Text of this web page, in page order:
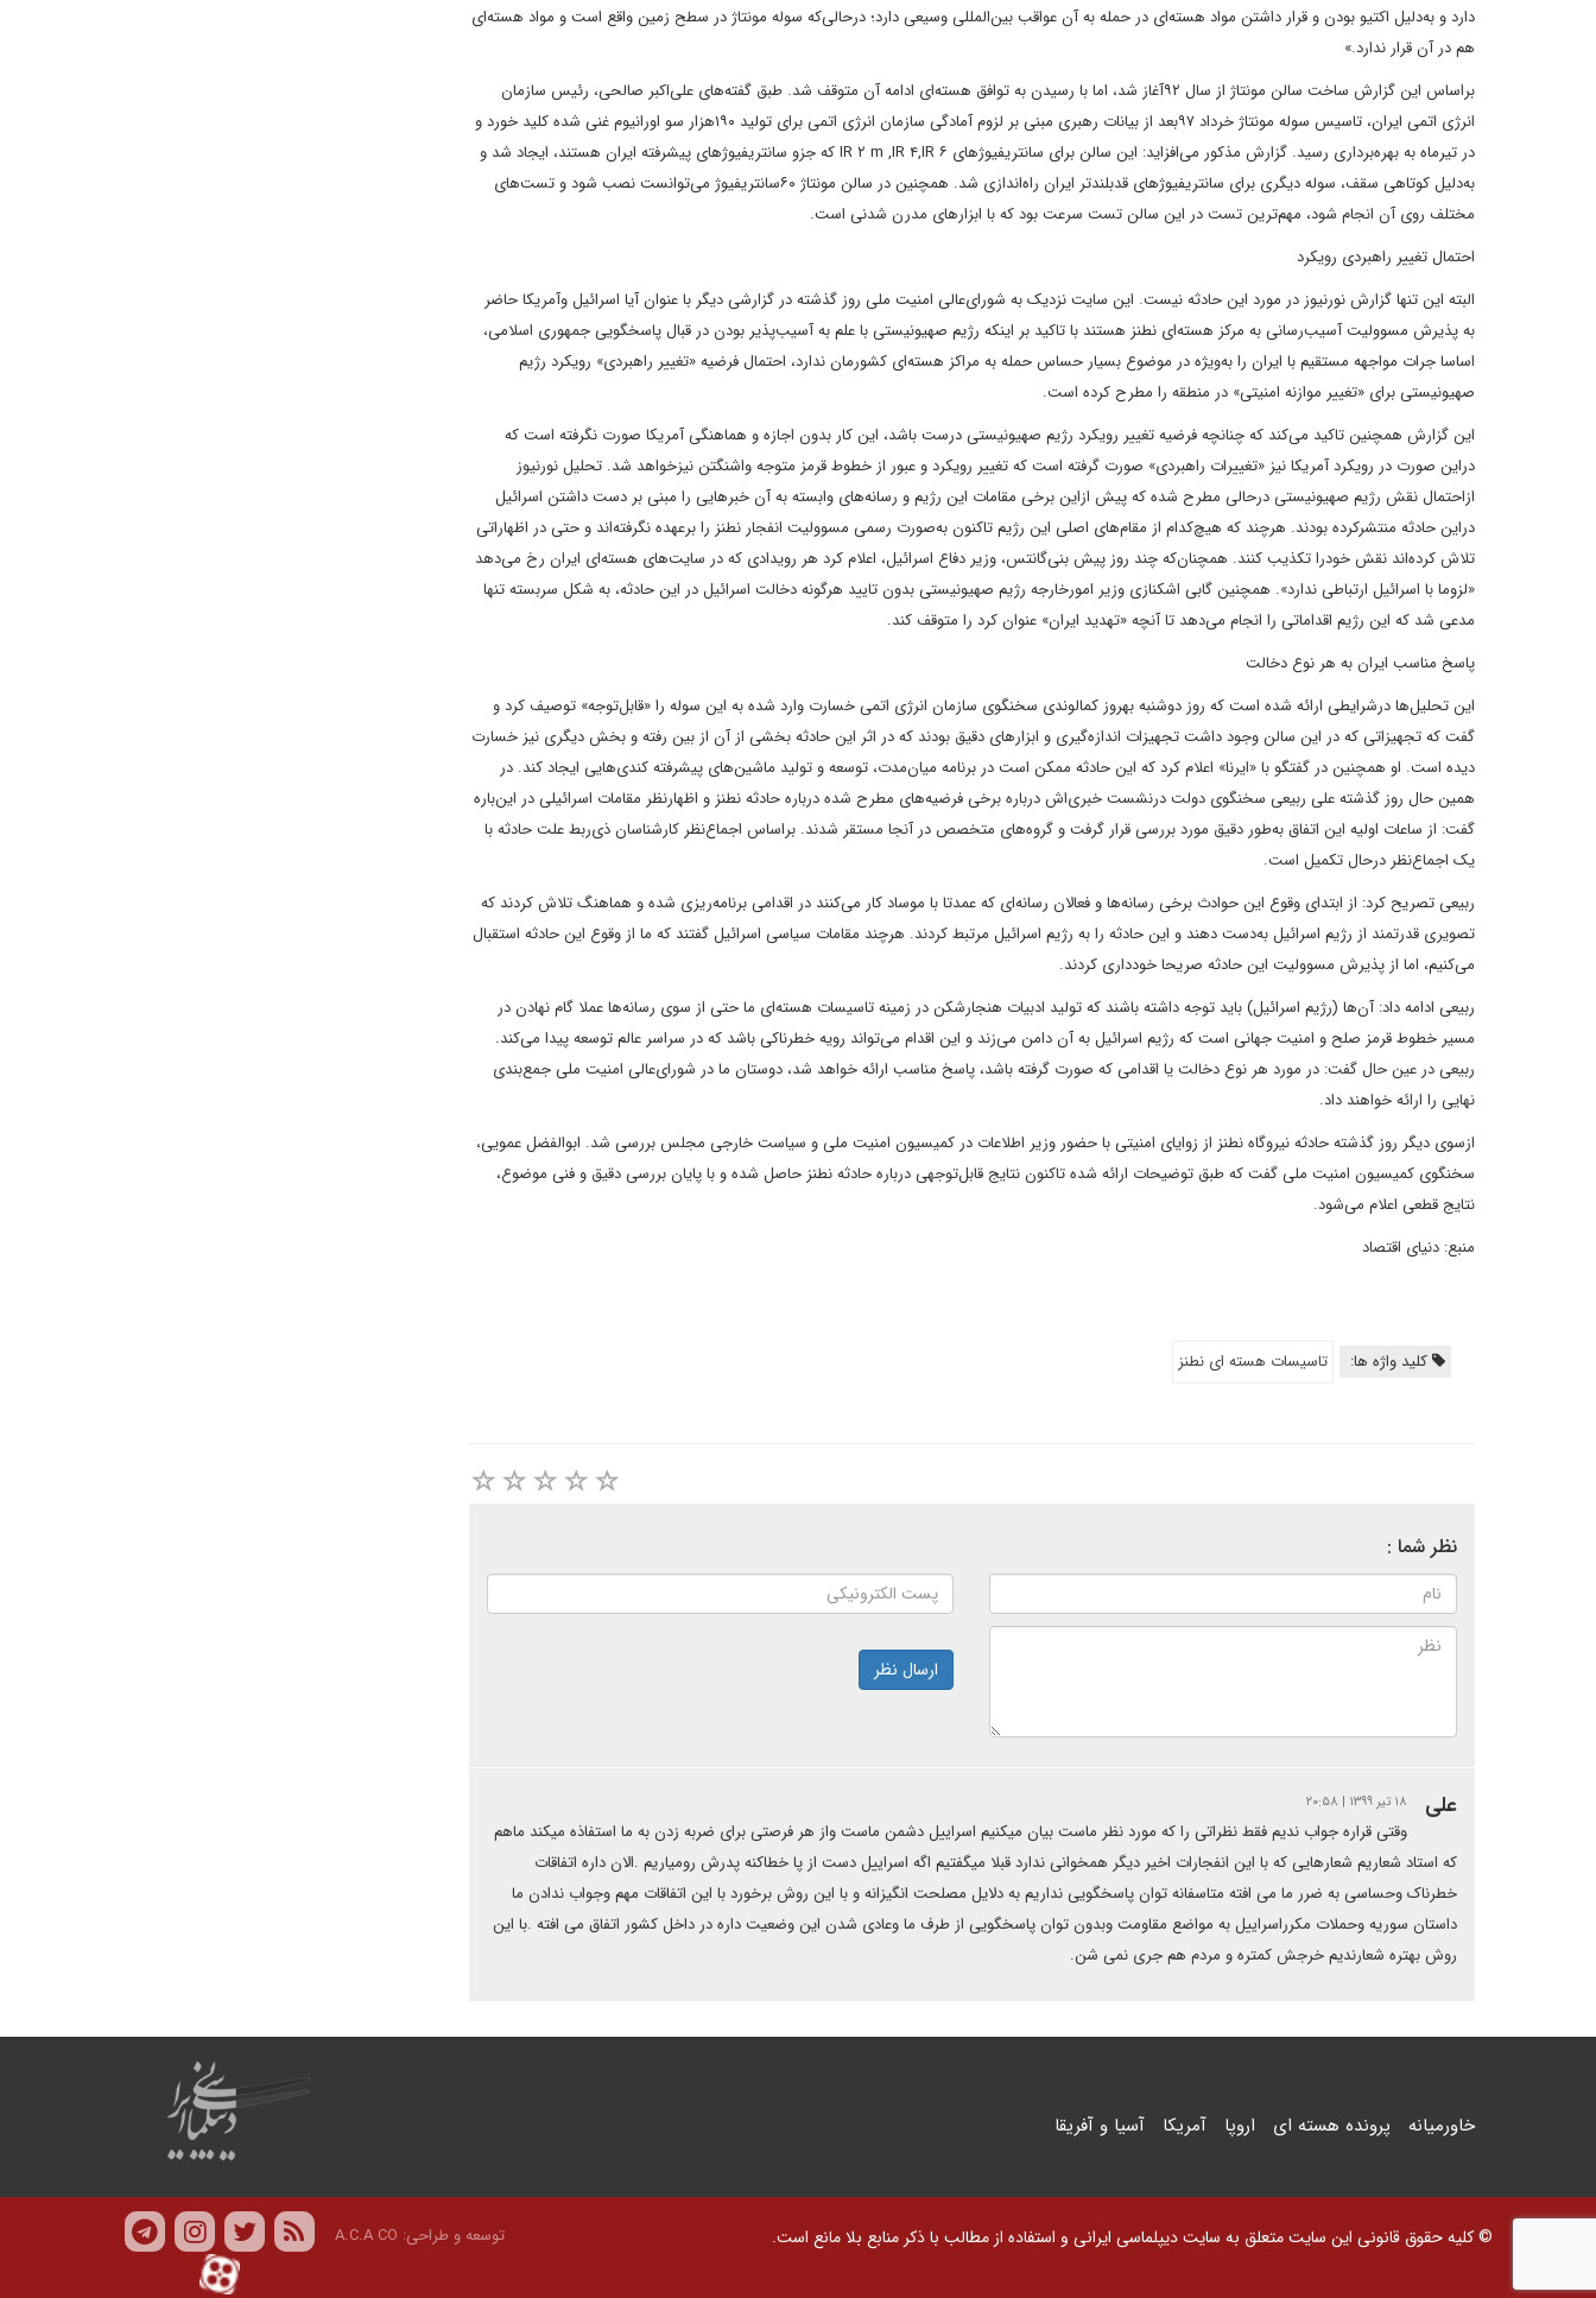
دارد و به‌دلیل اکتیو بودن و قرار داشتن مواد هسته‌ای در حمله به آن عواقب بین‌المللی وسیعی دارد؛ درحالی‌که سوله مونتاژ در سطح زمین واقع است و مواد هسته‌ای
هم در آن قرار ندارد.»
براساس این گزارش ساخت سالن مونتاژ از سال ۹۲آغاز شد، اما با رسیدن به توافق هسته‌ای ادامه آن متوقف شد. طبق گفته‌های علی‌اکبر صالحی، رئیس سازمان
انرژی اتمی ایران، تاسیس سوله مونتاژ خرداد ۹۷بعد از بیانات رهبری مبنی بر لزوم آمادگی سازمان انرژی اتمی برای تولید ۱۹۰هزار سو اورانیوم غنی شده کلید خورد و
در تیرماه به بهره‌برداری رسید. گزارش مذکور می‌افزاید: این سالن برای سانتریفیوژ‌های IR ۲ m ,IR ۴,IR ۶ که جزو سانتریفیوژ‌های پیشرفته ایران هستند، ایجاد شد و
به‌دلیل کوتاهی سقف، سوله دیگری برای سانتریفیوژ‌های قدبلندتر ایران راه‌اندازی شد. همچنین در سالن مونتاژ ۶۰سانتریفیوژ می‌توانست نصب شود و تست‌های
مختلف روی آن انجام شود، مهم‌ترین تست در این سالن تست سرعت بود که با ابزار‌های مدرن شدنی است.
احتمال تغییر راهبردی رویکرد
البته این تنها گزارش نورنیوز در مورد این حادثه نیست. این سایت نزدیک به شورای‌عالی امنیت ملی روز گذشته در گزارشی دیگر با عنوان آیا اسرائیل وآمریکا حاضر
به پذیرش مسوولیت آسیب‌رسانی به مرکز هسته‌ای نطنز هستند با تاکید بر اینکه رژیم صهیونیستی با علم به آسیب‌پذیر بودن در قبال پاسخگویی جمهوری اسلامی،
اساسا جرات مواجهه مستقیم با ایران را به‌ویژه در موضوع بسیار حساس حمله به مراکز هسته‌ای کشورمان ندارد، احتمال فرضیه «تغییر راهبردی» رویکرد رژیم
صهیونیستی برای «تغییر موازنه امنیتی» در منطقه را مطرح کرده است.
این گزارش همچنین تاکید می‌کند که چنانچه فرضیه تغییر رویکرد رژیم صهیونیستی درست باشد، این کار بدون اجازه و هماهنگی آمریکا صورت نگرفته است که
دراین صورت در رویکرد آمریکا نیز «تغییرات راهبردی» صورت گرفته است که تغییر رویکرد و عبور از خطوط قرمز متوجه واشنگتن نیزخواهد شد. تحلیل نورنیوز
ازاحتمال نقش رژیم صهیونیستی درحالی مطرح شده که پیش ازاین برخی مقامات این رژیم و رسانه‌های وابسته به آن خبر‌هایی را مبنی بر دست داشتن اسرائیل
دراین حادثه منتشرکرده بودند. هرچند که هیچ‌کدام از مقام‌های اصلی این رژیم تاکنون به‌صورت رسمی مسوولیت انفجار نطنز را برعهده نگرفته‌اند و حتی در اظهاراتی
تلاش کرده‌اند نقش خودرا تکذیب کنند. همچنان‌که چند روز پیش بنی‌گانتس، وزیر دفاع اسرائیل، اعلام کرد هر رویدادی که در سایت‌های هسته‌ای ایران رخ می‌دهد
«لزوما با اسرائیل ارتباطی ندارد». همچنین گابی اشکنازی وزیر امورخارجه رژیم صهیونیستی بدون تایید هرگونه دخالت اسرائیل در این حادثه، به شکل سربسته تنها
مدعی شد که این رژیم اقداماتی را انجام می‌دهد تا آنچه «تهدید ایران» عنوان کرد را متوقف کند.
پاسخ مناسب ایران به هر نوع دخالت
این تحلیل‌ها درشرایطی ارائه شده است که روز دوشنبه بهروز کمالوندی سخنگوی سازمان انرژی اتمی خسارت وارد شده به این سوله را «قابل‌توجه» توصیف کرد و
گفت که تجهیزاتی که در این سالن وجود داشت تجهیزات اندازه‌گیری و ابزار‌های دقیق بودند که در اثر این حادثه بخشی از آن از بین رفته و بخش دیگری نیز خسارت
دیده است. او همچنین در گفتگو با «ایرنا» اعلام کرد که این حادثه ممکن است در برنامه میان‌مدت، توسعه و تولید ماشین‌های پیشرفته کندی‌هایی ایجاد کند. در
همین حال روز گذشته علی ربیعی سخنگوی دولت درنشست خبری‌اش درباره برخی فرضیه‌های مطرح شده درباره حادثه نطنز و اظهارنظر مقامات اسرائیلی در این‌باره
گفت: از ساعات اولیه این اتفاق به‌طور دقیق مورد بررسی قرار گرفت و گروه‌های متخصص در آنجا مستقر شدند. براساس اجماع‌نظر کارشناسان ذی‌ربط علت حادثه با
یک اجماع‌نظر درحال تکمیل است.
ربیعی تصریح کرد: از ابتدای وقوع این حوادث برخی رسانه‌ها و فعالان رسانه‌ای که عمدتا با موساد کار می‌کنند در اقدامی برنامه‌ریزی شده و هماهنگ تلاش کردند که
تصویری قدرتمند از رژیم اسرائیل به‌دست دهند و این حادثه را به رژیم اسرائیل مرتبط کردند. هرچند مقامات سیاسی اسرائیل گفتند که ما از وقوع این حادثه استقبال
می‌کنیم، اما از پذیرش مسوولیت این حادثه صریحا خودداری کردند.
ربیعی ادامه داد: آن‌ها (رژیم اسرائیل) باید توجه داشته باشند که تولید ادبیات هنجارشکن در زمینه تاسیسات هسته‌ای ما حتی از سوی رسانه‌ها عملا گام نهادن در
مسیر خطوط قرمز صلح و امنیت جهانی است که رژیم اسرائیل به آن دامن می‌زند و این اقدام می‌تواند رویه خطرناکی باشد که در سراسر عالم توسعه پیدا می‌کند.
ربیعی در عین حال گفت: در مورد هر نوع دخالت یا اقدامی که صورت گرفته باشد، پاسخ مناسب ارائه خواهد شد، دوستان ما در شورای‌عالی امنیت ملی جمع‌بندی
نهایی را ارائه خواهند داد.
ازسوی دیگر روز گذشته حادثه نیروگاه نطنز از زوایای امنیتی با حضور وزیر اطلاعات در کمیسیون امنیت ملی و سیاست خارجی مجلس بررسی شد. ابوالفضل عمویی،
سخنگوی کمیسیون امنیت ملی گفت که طبق توضیحات ارائه شده تاکنون نتایج قابل‌توجهی درباره حادثه نطنز حاصل شده و با پایان بررسی دقیق و فنی موضوع،
نتایج قطعی اعلام می‌شود.
منبع: دنیای اقتصاد
کلید واژه ها: تاسیسات هسته ای نطنز
نظر شما :
ارسال نظر
علی ۱۸ تیر ۱۳۹۹ | ۲۰:۵۸
وقتی قراره جواب ندیم فقط نظراتی را که مورد نظر ماست بیان میکنیم اسراییل دشمن ماست واز هر فرصتی برای ضربه زدن به ما استفاذه میکند ماهم
که استاد شعاریم شعارهایی که با این انفجارات اخیر دیگر همخوانی ندارد قبلا میگفتیم اگه اسراییل دست از پا خطاکنه پدرش رومیاریم .الان داره اتفاقات
خطرناک وحساسی به ضرر ما می افته متاسفانه توان پاسخگویی نداریم به دلایل مصلحت انگیزانه و با این روش برخورد با این اتفاقات مهم وجواب ندادن ما
داستان سوریه وحملات مکرراسراییل به مواضع مقاومت وبدون توان پاسخگویی از طرف ما وعادی شدن این وضعیت داره در داخل کشور اتفاق می افته .با این
روش بهتره شعارندیم خرجش کمتره و مردم هم جری نمی شن.
خاورمیانه پرونده هسته ای اروپا آمریکا آسیا و آفریقا
© کلیه حقوق قانونی این سایت متعلق به سایت دیپلماسی ایرانی و استفاده از مطالب با ذکر منابع بلا مانع است. توسعه و طراحی: A.C.A CO